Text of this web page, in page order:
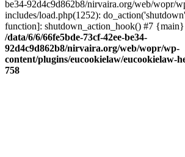
be34-92d4c9d862b8/nirvaira.org/web/wopr/
includes/load.php(1252):
function]: shutdown_action_hook() #7
/data/6/6/66fe5bde-73cf-42ee-be34-
92d4c9d862b8/nirvaira.org/web/wopr/wp-
content/plugins/eucookielaw/eucookielaw-
758